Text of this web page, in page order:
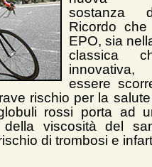
sostanza
Ricordo che
EPO, sia
classica
essere
rischio per la
rossi porta ad
della viscosità del
di trombosi e